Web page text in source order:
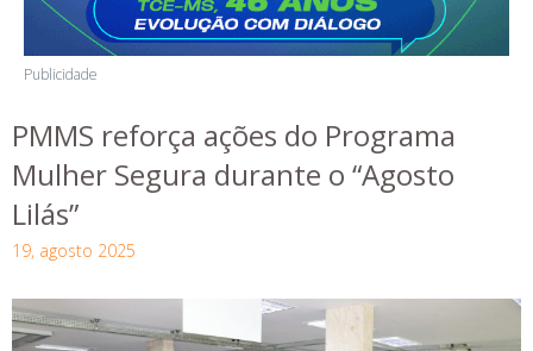
Publicidade
PMMS reforça ações do Programa
Mulher Segura durante o “Agosto
Lilás”
19, agosto 2025